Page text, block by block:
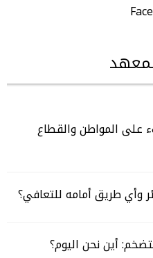
على المواطن والقطاع
وأي طريق أمامه للتعافي؟
أين نحن اليوم؟